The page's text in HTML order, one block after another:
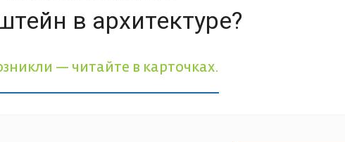
в архитектуре?
— читайте в карточках.